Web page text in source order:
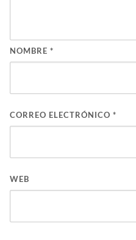
NOMBRE *
CORREO ELECTRÓNICO *
WEB